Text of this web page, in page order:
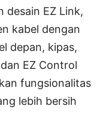
desain EZ Link,
kabel dengan
depan, kipas,
EZ Control
fungsionalitas
lebih bersih